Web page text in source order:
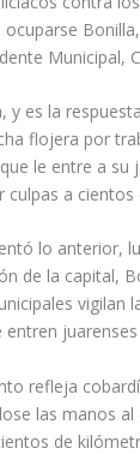
ocuparse
Municipal,
y es la
flojera por
le entre a su
culpas a cientos
lo anterior,
de la capital,
vigilan
entren
refleja
las manos
de